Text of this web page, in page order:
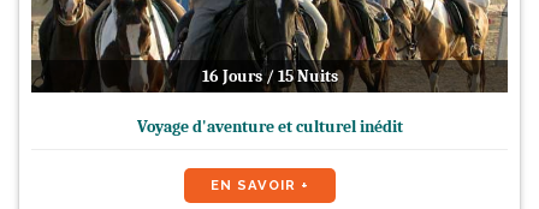
16 Jours / 15 Nuits
Voyage d'aventure et culturel inédit
EN SAVOIR +